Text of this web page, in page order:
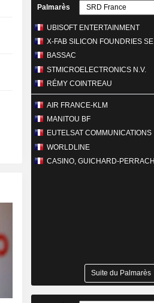
Palmarès
UBISOFT ENTERTAINMENT
X-FAB SILICON FOUNDRIES SE
BASSAC
STMICROELECTRONICS N.V.
RÉMY COINTREAU
AIR FRANCE-KLM
MANITOU BF
EUTELSAT COMMUNICATIONS
WORLDLINE
Suite du Palmarès